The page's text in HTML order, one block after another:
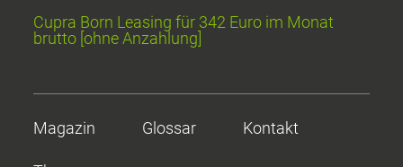
Cupra Born Leasing für 342 Euro im Monat
brutto [ohne Anzahlung]
Magazin Glossar Kontakt